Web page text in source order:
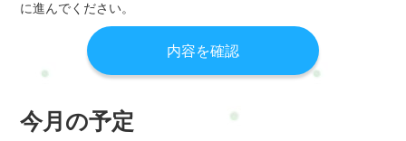
に進んでください。
今月の予定